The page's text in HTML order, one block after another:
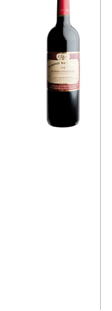
Reportages
événements
Spiritueux
Notes